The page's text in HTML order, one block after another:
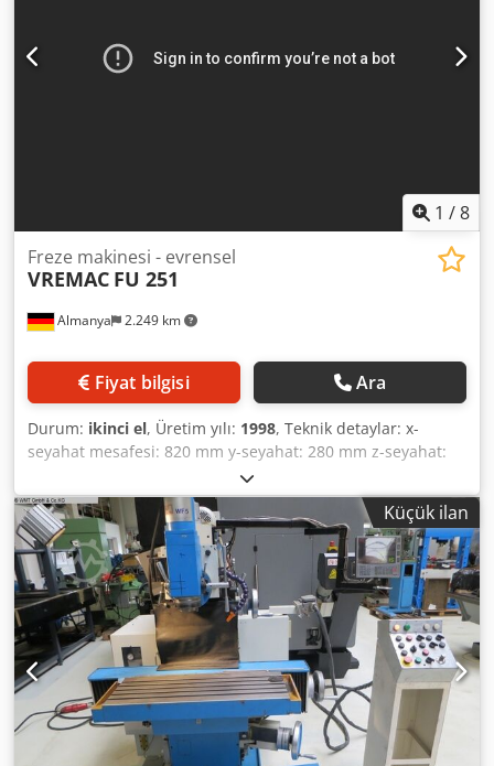
1 /8
Almanya 2.249 km
Freze makinesi - evrensel
VREMAC FU 251
Fiyat bilgisi Ara
Durum: ikinci el, Üretim yılı: 1998, Teknik detaylar: x-
seyahat mesafesi: 820 mm y-seyahat: 280 mm z-seyahat:
410 mm Mil montajı ISO: SK 40 Dcedpfx Asva Ei Ssdzsk
Masa ile yatay mil arasındaki mesafe: min. 30 / maks. 440
mm Çapraz çubuk ayarı - yatay: 650 mm Hız aralığı:
40...2000 / 18adım rpm Dönme aralığı +/-: 90°'de: 360° ve
45°'de: 360° derece sıkıştırma yüzeyi: 1120 x 250 mm Masa
yaklaşık olarak döner: 45° sağa / sola Besleme: X/Y: 12,5 -
830 + Z: 5,2 - 260 mm/dak Hızlı hareket: X/Y: 2500 ve Z:
1040 mm/dak. Toplam güç gereksinimi: 10 kW Makine
ağırlığı yaklaşık: 2000 kg Makine boyutları yaklaşık UxGxY:
2,2 x 1,8 x 1,7 m Teçhizat: 2x karşı yatak Ø 55mm Soğutma
cihazı: pompa ve besleme 3 yollu ölçüm sistemi ACU-Ride
ve kontrol paneli üzerinden çalışma makine ayakları *
Küçük ilan